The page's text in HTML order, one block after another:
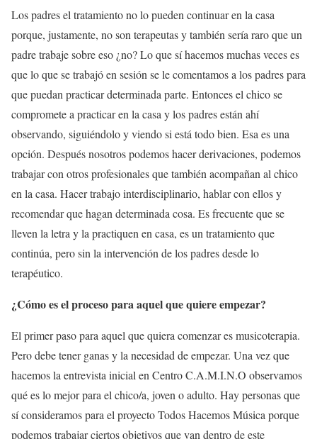
Los padres el tratamiento no lo pueden continuar en la casa
porque, justamente, no son terapeutas y también sería raro que un
padre trabaje sobre eso ¿no? Lo que sí hacemos muchas veces es
que lo que se trabajó en sesión se le comentamos a los padres para
que puedan practicar determinada parte. Entonces el chico se
compromete a practicar en la casa y los padres están ahí
observando, siguiéndolo y viendo si está todo bien. Esa es una
opción. Después nosotros podemos hacer derivaciones, podemos
trabajar con otros profesionales que también acompañan al chico
en la casa. Hacer trabajo interdisciplinario, hablar con ellos y
recomendar que hagan determinada cosa. Es frecuente que se
lleven la letra y la practiquen en casa, es un tratamiento que
continúa, pero sin la intervención de los padres desde lo
terapéutico.
¿Cómo es el proceso para aquel que quiere empezar?
El primer paso para aquel que quiera comenzar es musicoterapia.
Pero debe tener ganas y la necesidad de empezar. Una vez que
hacemos la entrevista inicial en Centro C.A.M.I.N.O observamos
qué es lo mejor para el chico/a, joven o adulto. Hay personas que
sí consideramos para el proyecto Todos Hacemos Música porque
podemos trabajar ciertos objetivos que van dentro de este